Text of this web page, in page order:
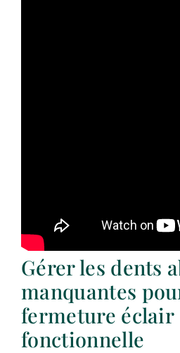
Gérer les dents
manquantes
fermeture éclair
fonctionnelle